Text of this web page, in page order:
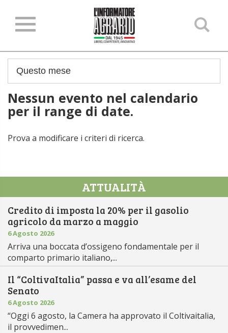
Nessun evento nel calendario
per il range di date.
Prova a modificare i criteri di ricerca.
ATTUALITÀ
Credito di imposta la 20% per il gasolio
agricolo da marzo a maggio
6 Agosto 2026
Arriva una boccata d’ossigeno fondamentale per il
comparto primario italiano,...
Il “ColtivaItalia” passa e va all’esame del
Senato
6 Agosto 2026
“Oggi 6 agosto, la Camera ha approvato il Coltivaitalia,
il provvedimen...